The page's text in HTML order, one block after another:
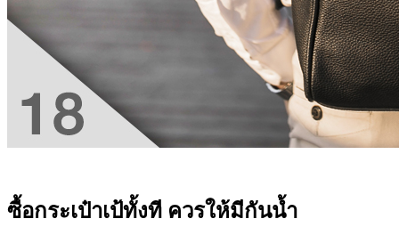
ซื้อกระเป๋าเป้ทั้งที ควรให้มีกันน้ำ